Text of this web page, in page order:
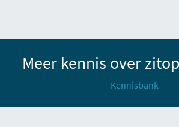
Meer kennis over
Kennisbank